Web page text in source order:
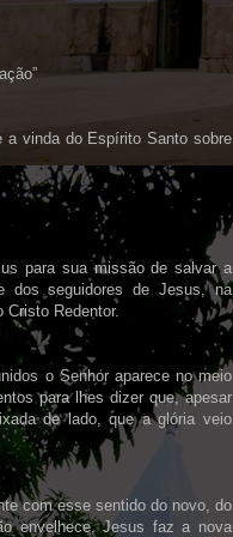
a vinda do Espírito Santo sobre
para sua missão de salvar a
dos seguidores de Jesus, na
Cristo Redentor.
o Senhor aparece no meio
para lhes dizer que, apesar
de lado, que a glória veio
com esse sentido do novo, do
envelhece, Jesus faz a nova